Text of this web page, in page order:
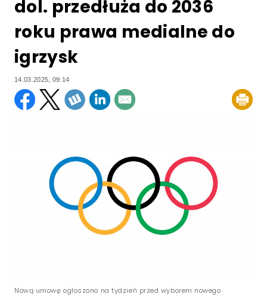
dol. przedłuża do 2036
roku prawa medialne do
igrzysk
14.03.2025, 09:14
Nową umowę ogłoszono na tydzień przed wyborem nowego